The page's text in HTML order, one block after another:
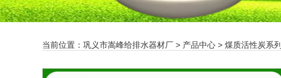
当前位置： 巩义市嵩峰给排水器材厂 > 产品中心 > 煤质活性炭系列